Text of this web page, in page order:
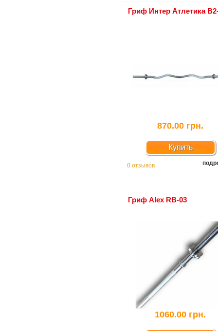
Гриф Интер Атлетика
870.00 грн.
Купить
0 отзывов
Гриф Alex RB-03
1060.00 грн.